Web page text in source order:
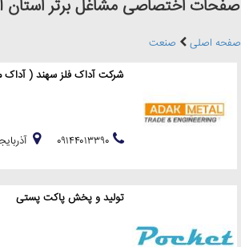
صفحات اختصاصی مشاغل برتر استان
صفحه اصلی
صنعت
شرکت آداک فلز سهند ( آداک
تولید و پخش پاکت پستی